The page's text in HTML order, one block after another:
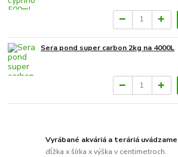
Sera pond super carbon 2kg na 4000L
Vyrábané akváriá a teráriá
dĺžka x šírka x výška v centimetroch.